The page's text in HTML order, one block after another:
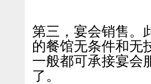
第三，宴会销售。
的餐馆无条件和无
一般都可承接宴会
了。